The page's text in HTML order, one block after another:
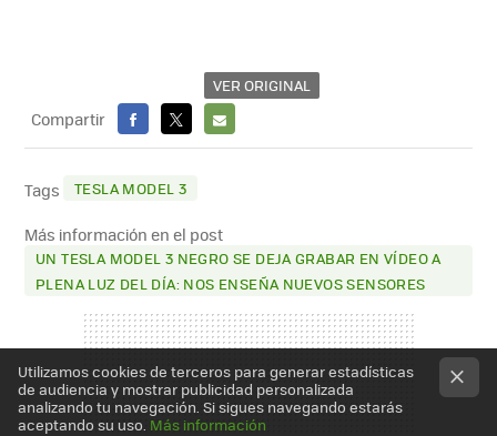
VER ORIGINAL
Compartir
FACEBOOK
X
E-
Tags TESLA MODEL 3
Más información en el post
UN TESLA MODEL 3 NEGRO SE DEJA GRABAR EN VÍDEO A
PLENA LUZ DEL DÍA: NOS ENSEÑA NUEVOS SENSORES
Utilizamos cookies de terceros para generar estadísticas
de audiencia y mostrar publicidad personalizada
analizando tu navegación. Si sigues navegando estarás
aceptando su uso. Más información